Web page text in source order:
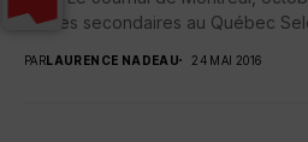
écoles secondaires au Québec
PARLAURENCE NADEAU 24 MAI 2016